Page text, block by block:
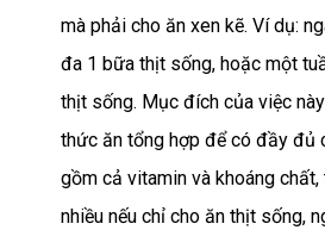
mà phải cho ăn xen kẽ. Ví dụ:
đa 1 bữa thịt sống, hoặc một
thịt sống. Mục đích của việc
thức ăn tổng hợp để có đầy đủ
gồm cả vitamin và khoáng
nhiều nếu chỉ cho ăn thịt sống,